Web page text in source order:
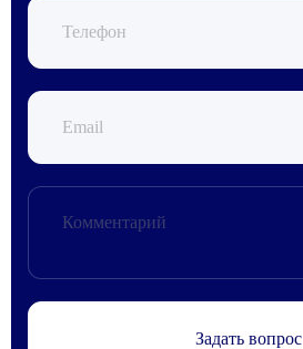
Задать вопрос